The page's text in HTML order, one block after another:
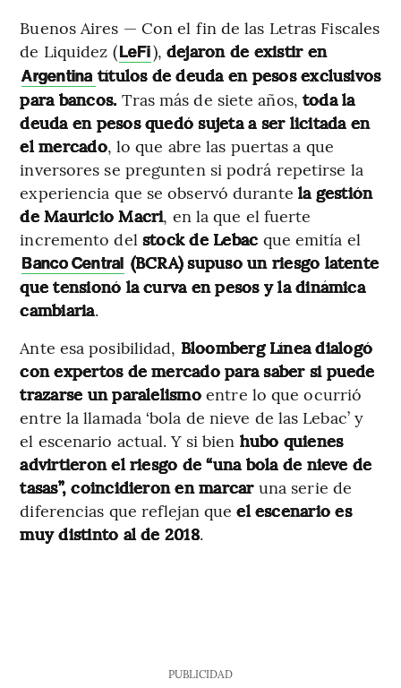
Buenos Aires — Con el fin de las Letras Fiscales
de Liquidez (LeFi), dejaron de existir en
Argentina títulos de deuda en pesos exclusivos
para bancos. Tras más de siete años, toda la
deuda en pesos quedó sujeta a ser licitada en
el mercado, lo que abre las puertas a que
inversores se pregunten si podrá repetirse la
experiencia que se observó durante la gestión
de Mauricio Macri, en la que el fuerte
incremento del stock de Lebac que emitía el
Banco Central (BCRA) supuso un riesgo latente
que tensionó la curva en pesos y la dinámica
cambiaria.
Ante esa posibilidad, Bloomberg Línea dialogó
con expertos de mercado para saber si puede
trazarse un paralelismoentre lo que ocurrió
entre la llamada ‘bola de nieve de las Lebac’ y
el escenario actual. Y si bien hubo quienes
advirtieron el riesgo de “una bola de nieve de
tasas”, coincidieron en marcar una serie de
diferencias que reflejan queel escenario es
muy distinto al de 2018.
PUBLICIDAD